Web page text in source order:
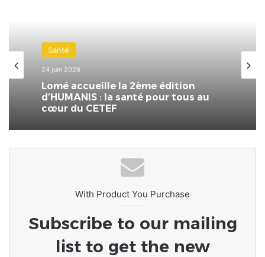
Santé
24 juin 2026
Lomé accueille la 2ème édition
d’HUMANIS : la santé pour tous au
cœur du CETEF
With Product You Purchase
Subscribe to our mailing
list to get the new